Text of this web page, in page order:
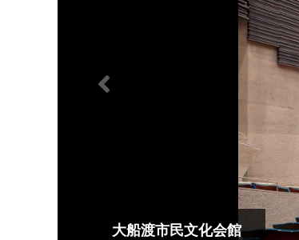
大船渡市民文化会館